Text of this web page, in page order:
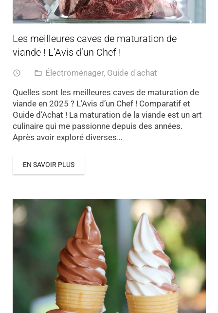
Les meilleures caves de maturation de
viande ! L’Avis d’un Chef !
access_time folder_open Électroménager, Guide d'achat
Quelles sont les meilleures caves de maturation de
viande en 2025 ? L’Avis d’un Chef ! Comparatif et
Guide d’Achat ! La maturation de la viande est un art
culinaire qui me passionne depuis des années.
Après avoir exploré diverses…
EN SAVOIR PLUS